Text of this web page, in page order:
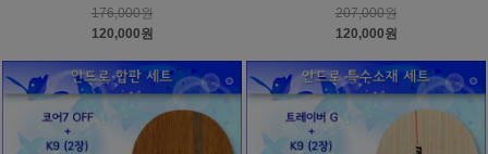
176,000원
120,000원
207,000원
120,000원